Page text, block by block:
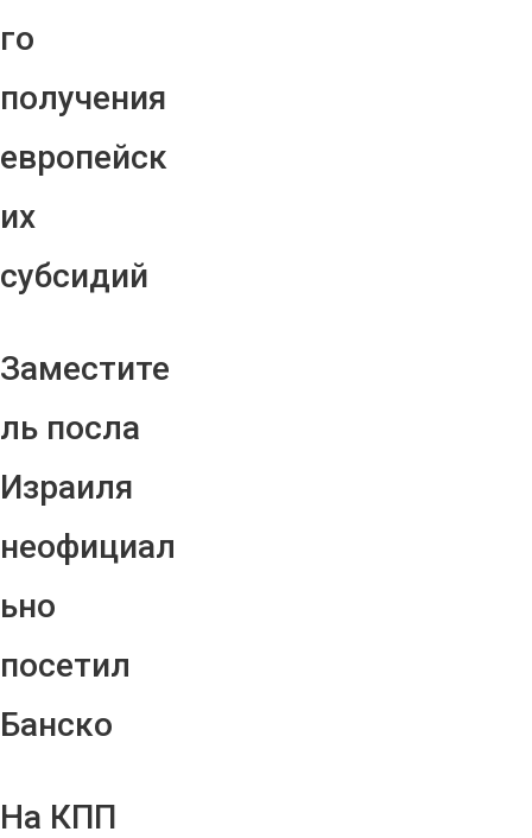
го
получения
европейск
их
субсидий
Заместите
ль посла
Израиля
неофициал
ьно
посетил
Банско
На КПП